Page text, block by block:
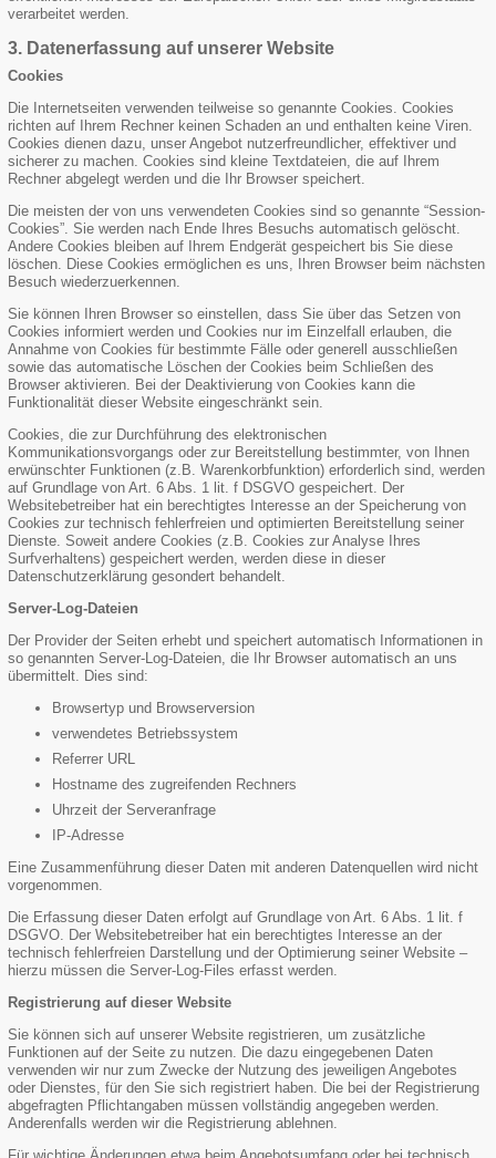
verarbeitet werden.
3. Datenerfassung auf unserer Website
Cookies
Die Internetseiten verwenden teilweise so genannte Cookies. Cookies
richten auf Ihrem Rechner keinen Schaden an und enthalten keine Viren.
Cookies dienen dazu, unser Angebot nutzerfreundlicher, effektiver und
sicherer zu machen. Cookies sind kleine Textdateien, die auf Ihrem
Rechner abgelegt werden und die Ihr Browser speichert.
Die meisten der von uns verwendeten Cookies sind so genannte “Session-
Cookies”. Sie werden nach Ende Ihres Besuchs automatisch gelöscht.
Andere Cookies bleiben auf Ihrem Endgerät gespeichert bis Sie diese
löschen. Diese Cookies ermöglichen es uns, Ihren Browser beim nächsten
Besuch wiederzuerkennen.
Sie können Ihren Browser so einstellen, dass Sie über das Setzen von
Cookies informiert werden und Cookies nur im Einzelfall erlauben, die
Annahme von Cookies für bestimmte Fälle oder generell ausschließen
sowie das automatische Löschen der Cookies beim Schließen des
Browser aktivieren. Bei der Deaktivierung von Cookies kann die
Funktionalität dieser Website eingeschränkt sein.
Cookies, die zur Durchführung des elektronischen
Kommunikationsvorgangs oder zur Bereitstellung bestimmter, von Ihnen
erwünschter Funktionen (z.B. Warenkorbfunktion) erforderlich sind, werden
auf Grundlage von Art. 6 Abs. 1 lit. f DSGVO gespeichert. Der
Websitebetreiber hat ein berechtigtes Interesse an der Speicherung von
Cookies zur technisch fehlerfreien und optimierten Bereitstellung seiner
Dienste. Soweit andere Cookies (z.B. Cookies zur Analyse Ihres
Surfverhaltens) gespeichert werden, werden diese in dieser
Datenschutzerklärung gesondert behandelt.
Server-Log-Dateien
Der Provider der Seiten erhebt und speichert automatisch Informationen in
so genannten Server-Log-Dateien, die Ihr Browser automatisch an uns
übermittelt. Dies sind:
Browsertyp und Browserversion
verwendetes Betriebssystem
Referrer URL
Hostname des zugreifenden Rechners
Uhrzeit der Serveranfrage
IP-Adresse
Eine Zusammenführung dieser Daten mit anderen Datenquellen wird nicht
vorgenommen.
Die Erfassung dieser Daten erfolgt auf Grundlage von Art. 6 Abs. 1 lit. f
DSGVO. Der Websitebetreiber hat ein berechtigtes Interesse an der
technisch fehlerfreien Darstellung und der Optimierung seiner Website –
hierzu müssen die Server-Log-Files erfasst werden.
Registrierung auf dieser Website
Sie können sich auf unserer Website registrieren, um zusätzliche
Funktionen auf der Seite zu nutzen. Die dazu eingegebenen Daten
verwenden wir nur zum Zwecke der Nutzung des jeweiligen Angebotes
oder Dienstes, für den Sie sich registriert haben. Die bei der Registrierung
abgefragten Pflichtangaben müssen vollständig angegeben werden.
Anderenfalls werden wir die Registrierung ablehnen.